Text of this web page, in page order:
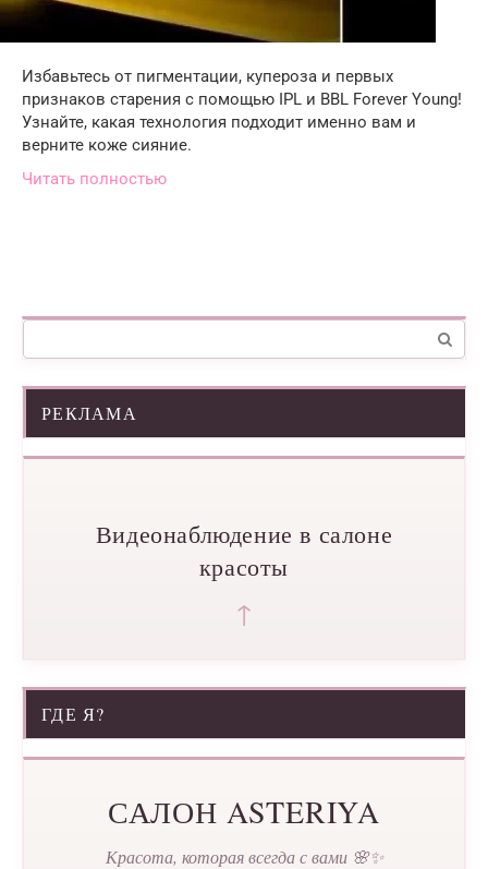
Избавьтесь от пигментации, купероза и первых
признаков старения с помощью IPL и BBL Forever Young!
Узнайте, какая технология подходит именно вам и
верните коже сияние.
Читать полностью
Поиск:
РЕКЛАМА
Видеонаблюдение в салоне
красоты
↑
ГДЕ Я?
САЛОН ASTERIYA
Красота, которая всегда с вами 🌸✨